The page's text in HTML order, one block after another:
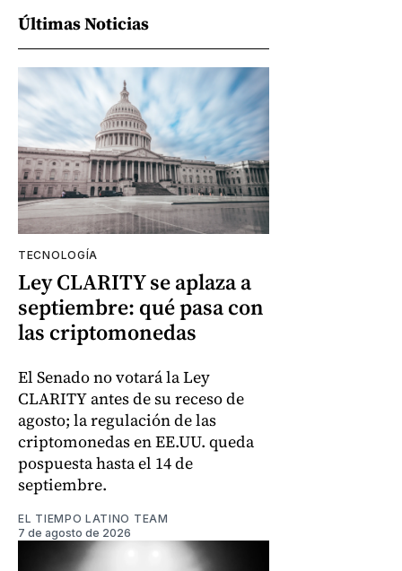
Últimas Noticias
TECNOLOGÍA
Ley CLARITY se aplaza a
septiembre: qué pasa con
las criptomonedas
El Senado no votará la Ley
CLARITY antes de su receso de
agosto; la regulación de las
criptomonedas en EE.UU. queda
pospuesta hasta el 14 de
septiembre.
EL TIEMPO LATINO TEAM
7 de agosto de 2026